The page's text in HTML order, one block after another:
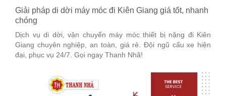
Giải pháp di dời máy móc đi Kiên Giang giá tốt, nhanh
chóng
Dịch vụ di dời, vận chuyển máy móc thiết bị nặng đi Kiên
Giang chuyên nghiệp, an toàn, giá rẻ. Đội ngũ cẩu xe hiện
đại, phục vụ 24/7. Gọi ngay Thanh Nhã!